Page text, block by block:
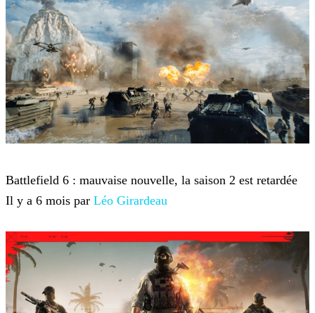
Battlefield 6 : mauvaise nouvelle, la saison 2 est retardée
Il y a 6 mois par Léo Girardeau